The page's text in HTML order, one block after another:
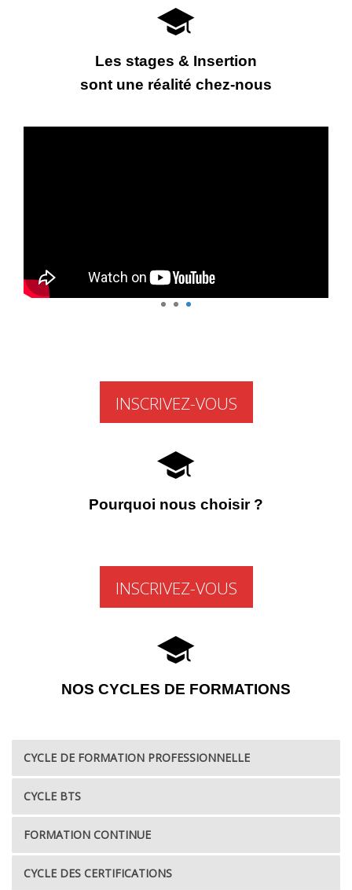
Les stages & Insertion
sont une réalité chez-nous
1 2
INSCRIVEZ-VOUS
Pourquoi nous choisir ?
INSCRIVEZ-VOUS
NOS CYCLES DE FORMATIONS
CYCLE DE FORMATION PROFESSIONNELLE
CYCLE BTS
FORMATION CONTINUE
CYCLE DES CERTIFICATIONS